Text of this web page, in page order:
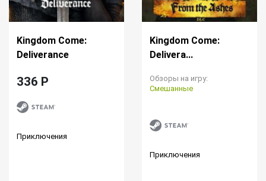
Kingdom Come:
Deliverance
336 P
Приключения
Kingdom Come:
Delivera...
Обзоры на игру:
Смешанные
Приключения